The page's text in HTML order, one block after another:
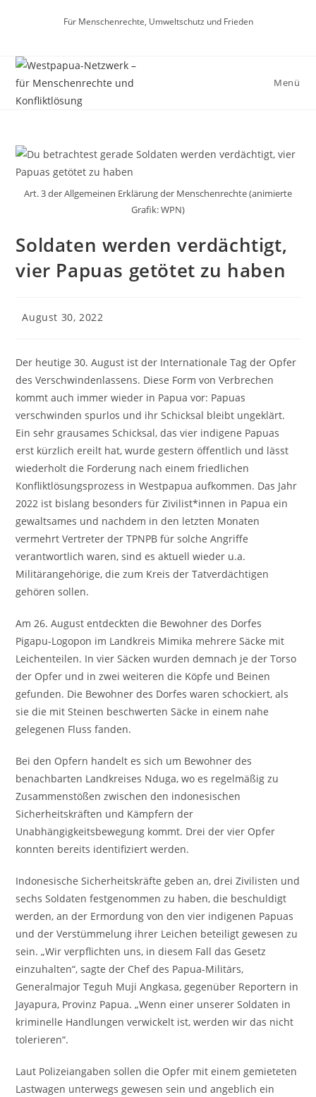
Für Menschenrechte, Umweltschutz und Frieden
Menü
Art. 3 der Allgemeinen Erklärung der Menschenrechte (animierte
Grafik: WPN)
Soldaten werden verdächtigt,
vier Papuas getötet zu haben
August 30, 2022
Der heutige 30. August ist der Internationale Tag der Opfer
des Verschwindenlassens. Diese Form von Verbrechen
kommt auch immer wieder in Papua vor: Papuas
verschwinden spurlos und ihr Schicksal bleibt ungeklärt.
Ein sehr grausames Schicksal, das vier indigene Papuas
erst kürzlich ereilt hat, wurde gestern öffentlich und lässt
wiederholt die Forderung nach einem friedlichen
Konfliktlösungsprozess in Westpapua aufkommen. Das Jahr
2022 ist bislang besonders für Zivilist*innen in Papua ein
gewaltsames und nachdem in den letzten Monaten
vermehrt Vertreter der TPNPB für solche Angriffe
verantwortlich waren, sind es aktuell wieder u.a.
Militärangehörige, die zum Kreis der Tatverdächtigen
gehören sollen.
Am 26. August entdeckten die Bewohner des Dorfes
Pigapu-Logopon im Landkreis Mimika mehrere Säcke mit
Leichenteilen. In vier Säcken wurden demnach je der Torso
der Opfer und in zwei weiteren die Köpfe und Beinen
gefunden. Die Bewohner des Dorfes waren schockiert, als
sie die mit Steinen beschwerten Säcke in einem nahe
gelegenen Fluss fanden.
Bei den Opfern handelt es sich um Bewohner des
benachbarten Landkreises Nduga, wo es regelmäßig zu
Zusammenstößen zwischen den indonesischen
Sicherheitskräften und Kämpfern der
Unabhängigkeitsbewegung kommt. Drei der vier Opfer
konnten bereits identifiziert werden.
Indonesische Sicherheitskräfte geben an, drei Zivilisten und
sechs Soldaten festgenommen zu haben, die beschuldigt
werden, an der Ermordung von den vier indigenen Papuas
und der Verstümmelung ihrer Leichen beteiligt gewesen zu
sein. „Wir verpflichten uns, in diesem Fall das Gesetz
einzuhalten“, sagte der Chef des Papua-Militärs,
Generalmajor Teguh Muji Angkasa, gegenüber Reportern in
Jayapura, Provinz Papua. „Wenn einer unserer Soldaten in
kriminelle Handlungen verwickelt ist, werden wir das nicht
tolerieren“.
Laut Polizeiangaben sollen die Opfer mit einem gemieteten
Lastwagen unterwegs gewesen sein und angeblich ein